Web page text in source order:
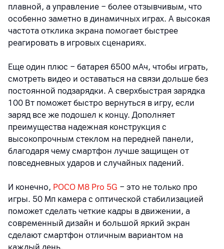
плавной, а управление − более отзывчивым, что
особенно заметно в динамичных играх. А высокая
частота отклика экрана помогает быстрее
реагировать в игровых сценариях.
Еще один плюс − батарея 6500 мАч, чтобы играть,
смотреть видео и оставаться на связи дольше без
постоянной подзарядки. А сверхбыстрая зарядка
100 Вт поможет быстро вернуться в игру, если
заряд все же подошел к концу. Дополняет
преимущества надежная конструкция с
высокопрочным стеклом на передней панели,
благодаря чему смартфон лучше защищен от
повседневных ударов и случайных падений.
И конечно, POCO M8 Pro 5G − это не только про
игры. 50 Мп камера с оптической стабилизацией
поможет сделать четкие кадры в движении, а
современный дизайн и большой яркий экран
сделают смартфон отличным вариантом на